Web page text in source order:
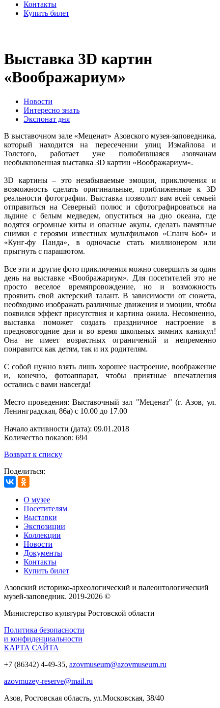
Контакты
Купить билет
Выставка 3D картин
«Воображариум»
Новости
Интересно знать
Экспонат дня
В выставочном зале «Меценат» Азовского музея-заповедника,
который находится на пересечении улиц Измайлова и
Толстого, работает уже полюбившаяся азовчанам
необыкновенная выставка 3D картин «Воображариум».
3D картины – это незабываемые эмоции, приключения и
возможность сделать оригинальные, приближенные к 3D
реальности фотографии. Выставка позволит вам всей семьей
отправиться на Северный полюс и сфотографироваться на
льдине с белым медведем, опуститься на дно океана, где
водятся огромные киты и опасные акулы, сделать памятные
снимки с героями известных мультфильмов «Спанч Боб» и
«Кунг-фу Панда», в одночасье стать миллионером или
прыгнуть с парашютом.
Все эти и другие фото приключения можно совершить за один
день на выставке «Воображариум». Для посетителей это не
просто веселое времяпровождение, но и возможность
проявить свой актерский талант. В зависимости от сюжета,
необходимо изображать различные движения и эмоции, чтобы
появился эффект присутствия и картина ожила. Несомненно,
выставка поможет создать праздничное настроение в
предновогодние дни и во время школьных зимних каникул!
Она не имеет возрастных ограничений и непременно
понравится как детям, так и их родителям.
С собой нужно взять лишь хорошее настроение, воображение
и, конечно, фотоаппарат, чтобы приятные впечатления
остались с вами навсегда!
Место проведения: Выставочный зал "Меценат" (г. Азов, ул.
Ленинградская, 86а) с 10.00 до 17.00
Начало активности (дата): 09.01.2018
Количество показов: 694
Возврат к списку
Поделиться:
О музее
Посетителям
Выставки
Экспозиции
Коллекции
Новости
Документы
Контакты
Купить билет
Азовский историко‑археологический и палеонтологический
музей‑заповедник. 2019-2026 ©
Министерство культуры Ростовской области
Политика безопасности
и конфиденциальности
КАРТА САЙТА
+7 (86342) 4-49-35, azovmuseum@azovmuseum.ru
azovmuzey-reserve@mail.ru
Азов, Ростовская область, ул.Московская, 38/40